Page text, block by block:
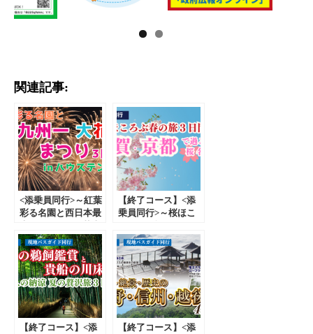
関連記事:
<添乗員同行>～紅葉
彩る名園と西日本最
の祭典～第13回九州
一大花火まつり（in
ハウステンボス）3
日間 那覇発【遊タ
イムツアー】
【終了コース】<添
乗員同行>～桜ほこ
滋賀・京都で過ごす
桜名所巡り 那覇発
【遊タイムツアー】
【終了コース】<添
【終了コース】<添